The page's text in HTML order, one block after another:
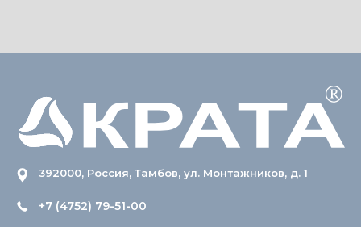
392000, Россия, Тамбов, ул. Монтажников, д. 1
+7 (4752) 79-51-00